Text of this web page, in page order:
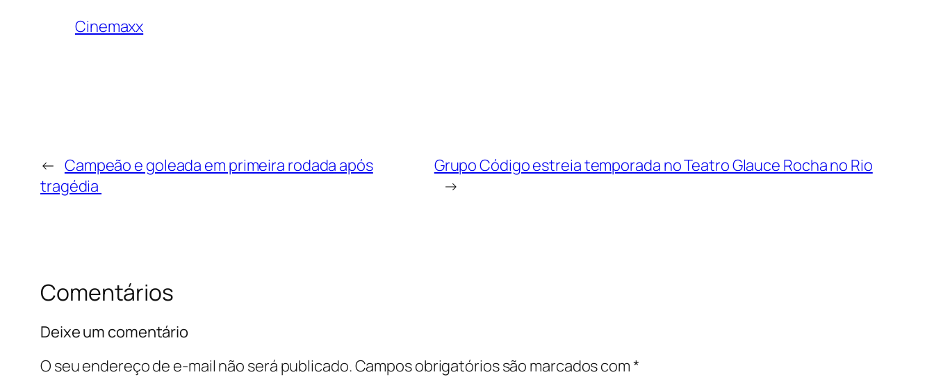
Cinemaxx
← Campeão e goleada em primeira rodada após
tragédia
Grupo Código estreia temporada no Teatro Glauce Rocha no Rio
→
Comentários
Deixe um comentário
O seu endereço de e-mail não será publicado.Campos obrigatórios são marcados com*